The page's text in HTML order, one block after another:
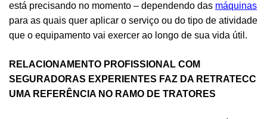
está precisando no momento – dependendo das máquinas
para as quais quer aplicar o serviço ou do tipo de atividade
que o equipamento vai exercer ao longo de sua vida útil.
RELACIONAMENTO PROFISSIONAL COM
SEGURADORAS EXPERIENTES FAZ DA RETRATECC
UMA REFERÊNCIA NO RAMO DE TRATORES